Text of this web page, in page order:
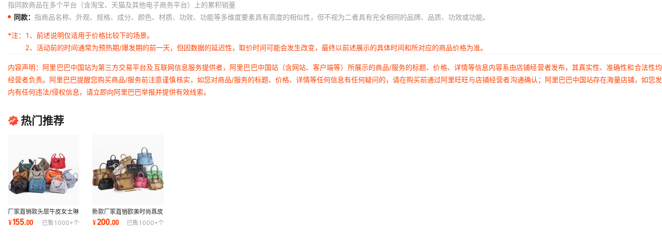
指同款商品在多个平台（含淘宝、天猫及其他电子商务平台）上的累积销量
同款： 指商品名称、外观、规格、成分、颜色、材质、功效、功能等多维度要素具有高度的相似性，但不视为二者具有完全相同的品牌、品质、功效或功能。
*注：
1、前述说明仅适用于价格比较下的场景。
2、活动前的时间通常为预热期/爆发期的前一天，但因数据的延迟性，取价时间可能会发生改变，最终以前述展示的具体时间和所对应的商品价格为准。
内容声明：阿里巴巴中国站为第三方交易平台及互联网信息服务提供者，阿里巴巴中国站（含网站、客户端等）所展示的商品/服务的标题、价格、详情等信息内容系由店铺经营者发布，其真实性、准确性和合法性
经营者负责。阿里巴巴提醒您购买商品/服务前注意谨慎核实，如您对商品/服务的标题、价格、详情等任何信息有任何疑问的，请在购买前通过阿里旺旺与店铺经营者沟通确认；阿里巴巴中国站存在海量店铺，如您
内有任何违法/侵权信息，请立即向阿里巴巴举报并提供有效线索。
热门推荐
厂家直销款头层牛皮女士琳
迪包欧美时尚真皮单肩斜挎
包
¥155.00 已售 1000+个
新款厂家直销欧美时尚真皮
铂金女士手提包牛皮单肩斜
挎包
¥200.00 已售 1000+个